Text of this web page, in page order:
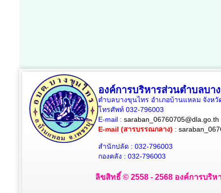
องค์การบริหารส่วนตำบลบา
ตำบลบางขุนไทร อำเภอบ้านแหลม จังหวั
โทรศัพท์ 032-796003
E-mail : saraban_06760705@dla.go.th
E-mail (สารบรรณกลาง) :
สำนักปลัด : 032-796003
กองคลัง : 032-796003
ลิขสิทธิ์ © 2558 - 2568 องค์การบริ